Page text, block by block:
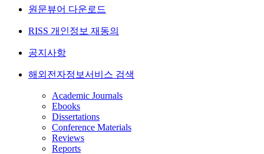
원문뷰어 다운로드
RISS 개인정보 재동의
공지사항
해외전자정보서비스 검색
Academic Journals
Ebooks
Dissertations
Conference Materials
Reviews
Reports